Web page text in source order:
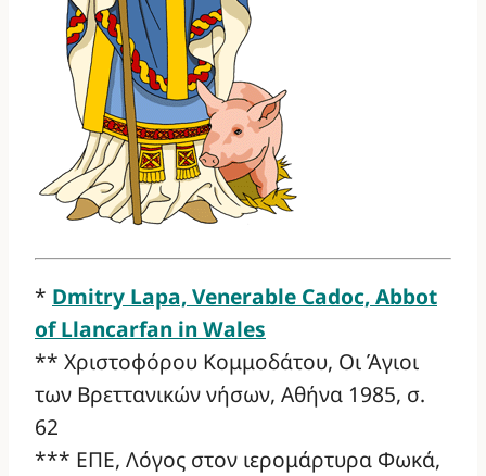
* Dmitry Lapa, Venerable Cadoc, Abbot
of Llancarfan in Wales
** Χριστοφόρου Κομμοδάτου, Οι Άγιοι
των Βρεττανικών νήσων, Αθήνα 1985, σ.
62
*** ΕΠΕ, Λόγος στον ιερομάρτυρα Φωκά,